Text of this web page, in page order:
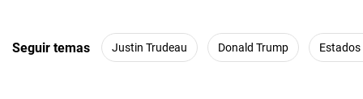
Seguir temas Justin Trudeau Donald Trump Estados